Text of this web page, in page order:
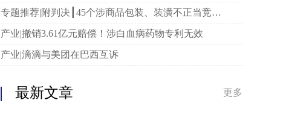
认定
专题推荐|附判决┃45个涉商品包装、装潢不正当竞争
案例合集（2022-2025）
产业|撤销3.61亿元赔偿！涉白血病药物专利无效
产业|滴滴与美团在巴西互诉
最新文章 更多